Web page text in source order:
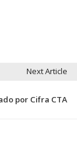
Next Article
por Cifra CTA